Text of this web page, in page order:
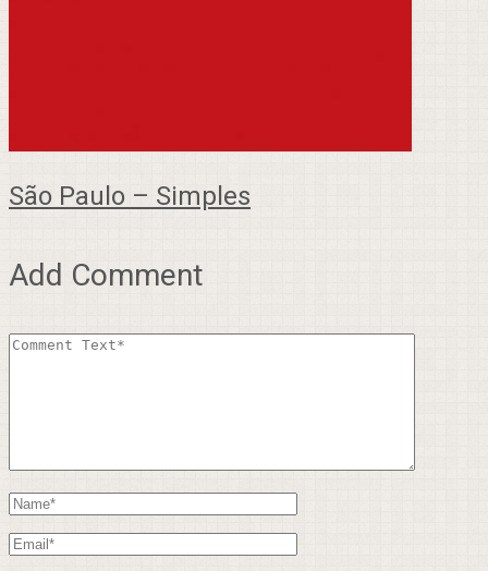
São Paulo – Simples
Add Comment